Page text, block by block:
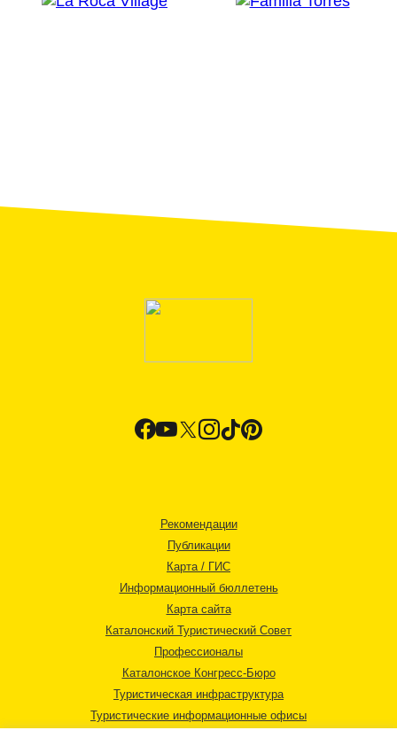
Рекомендации
Публикации
Карта / ГИС
Информационный бюллетень
Карта сайта
Каталонский Туристический Совет
Профессионалы
Каталонское Конгресс-Бюро
Туристическая инфраструктура
Туристические информационные офисы